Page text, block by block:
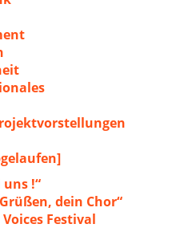
!“
dein Chor“
Festival